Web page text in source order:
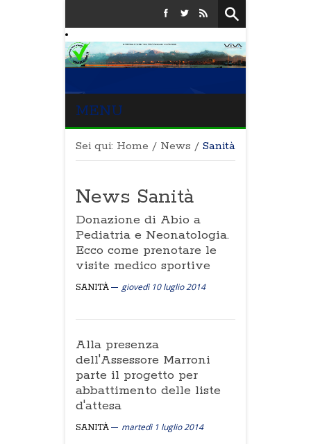
MENU
Sei qui: Home / News / Sanità
News Sanità
Donazione di Abio a
Pediatria e Neonatologia.
Ecco come prenotare le
visite medico sportive
SANITÀ giovedì 10 luglio 2014
Alla presenza
dell'Assessore Marroni
parte il progetto per
abbattimento delle liste
d'attesa
SANITÀ martedì 1 luglio 2014